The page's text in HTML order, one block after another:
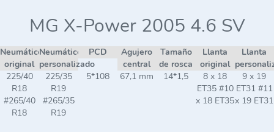
MG X-Power 2005 4.6 SV
Neumático
original
Neumático
personalizado
PCD
Agujero
central
Tamaño
de rosca
Llanta
original
Llanta
225/40
R18
#265/40
R18
225/35
R19
#265/35
R19
5*108 67,1 mm 14*1,5
8 x 18
ET35 #10
x 18 ET35
9 x 19
ET31 #11
x 19 ET31